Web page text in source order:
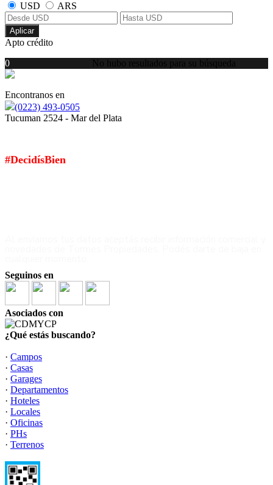
USD
ARS
Aplicar
Apto crédito
No hubo resultados para su búsqueda
0
Encontranos en
(0223) 493-0505
Tucuman 2524 - Mar del Plata
#DecidísBien
Seguinos en
Asociados con
¿Qué estás buscando?
· Campos
· Casas
· Garages
· Departamentos
· Hoteles
· Locales
· Oficinas
· PHs
· Terrenos